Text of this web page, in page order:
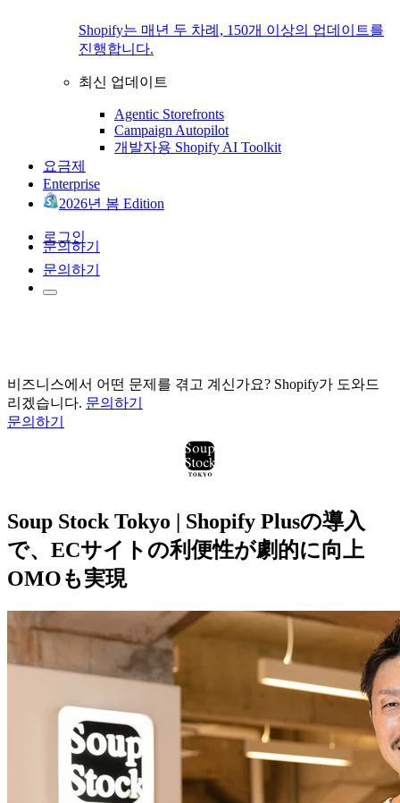
Shopify는 매년 두 차례, 150개 이상의 업데이트를
진행합니다.
최신 업데이트
Agentic Storefronts
Campaign Autopilot
개발자용 Shopify AI Toolkit
요금제
Enterprise
2026년 봄 Edition
로그인
문의하기
문의하기
비즈니스에서 어떤 문제를 겪고 계신가요? Shopify가 도와드
리겠습니다. 문의하기
문의하기
Soup Stock Tokyo | Shopify Plusの導入
で、ECサイトの利便性が劇的に向上
OMOも実現